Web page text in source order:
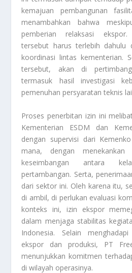
kemajuan pembangunan
menambahkan bahwa
pemberian relaksasi
tersebut harus terlebih dahulu
koordinasi lintas kementerian.
tersebut, akan di
termasuk hasil investigasi
pemenuhan persyaratan teknis
Proses penerbitan izin ini
Kementerian ESDM dan
dengan supervisi dari
mana, dengan menekankan
keseimbangan antara
pertambangan. Serta,
dari sektor ini. Oleh karena itu,
di ambil, di perlukan evaluasi
konteks ini, izin ekspor
dalam menjaga stabilitas
Indonesia. Selain
ekspor dan produksi, PT
menunjukkan komitmen
di wilayah operasinya.